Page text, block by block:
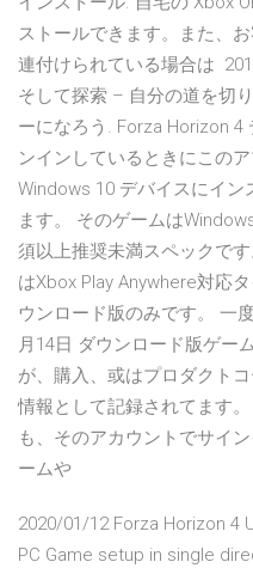
ストールできます。また、
連付けられている場合は
そして探索 – 自分の道を切
ーになろう. Forza Horizon
ンインしているときにこの
Windows 10 デバイスにイ
ます。 そのゲームは
須以上推奨未満スペックで
はXbox Play Anywhere対応
ウンロード版のみです。 一
月14日 ダウンロード版ゲー
が、購入、或はプロダクト
情報として記録されてます
も、そのアカウントでサイ
ームや
2020/01/12 Forza Horizon 4
PC Game setup in single